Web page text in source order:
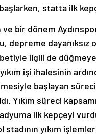
statta ilk
bir dönem
depreme dayanıksız
ilgili de
işi ihalesinin
başlayan
Yıkım süreci
ilk kepçeyi
stadının yıkım